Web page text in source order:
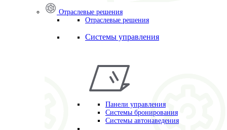
Отраслевые решения
Отраслевые решения
Системы управления
Панели управления
Системы бронирования
Системы автонаведения